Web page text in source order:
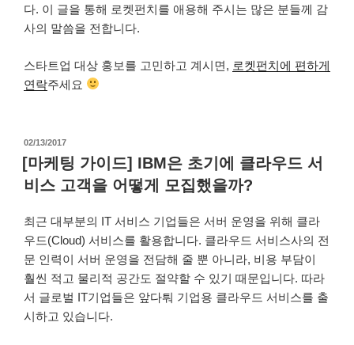
다. 이 글을 통해 로켓펀치를 애용해 주시는 많은 분들께 감
사의 말씀을 전합니다.
스타트업 대상 홍보를 고민하고 계시면, 로켓펀치에 편하게
연락주세요
작
성
일
자
02/13/2017
[마케팅 가이드] IBM은 초기에 클라우드 서
비스 고객을 어떻게 모집했을까?
최근 대부분의 IT 서비스 기업들은 서버 운영을 위해 클라
우드(Cloud) 서비스를 활용합니다. 클라우드 서비스사의 전
문 인력이 서버 운영을 전담해 줄 뿐 아니라, 비용 부담이
훨씬 적고 물리적 공간도 절약할 수 있기 때문입니다. 따라
서 글로벌 IT기업들은 앞다퉈 기업용 클라우드 서비스를 출
시하고 있습니다.